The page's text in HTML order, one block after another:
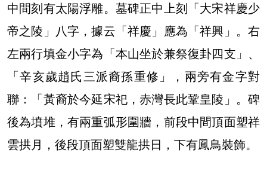
中間刻有太陽浮雕。墓碑正中上刻「大宋祥慶少
帝之陵」八字，據云「祥慶」應為「祥興」。右
左兩行填金小字為「本山坐於兼祭復卦四支」、
「辛亥歲趙氏三派裔孫重修」，兩旁有金字對
聯：「黃裔於今延宋祀，赤灣長此鞏皇陵」。碑
後為墳堆，有兩重弧形圍牆，前段中間頂面塑祥
雲拱月，後段頂面塑雙龍拱日，下有鳳鳥裝飾。